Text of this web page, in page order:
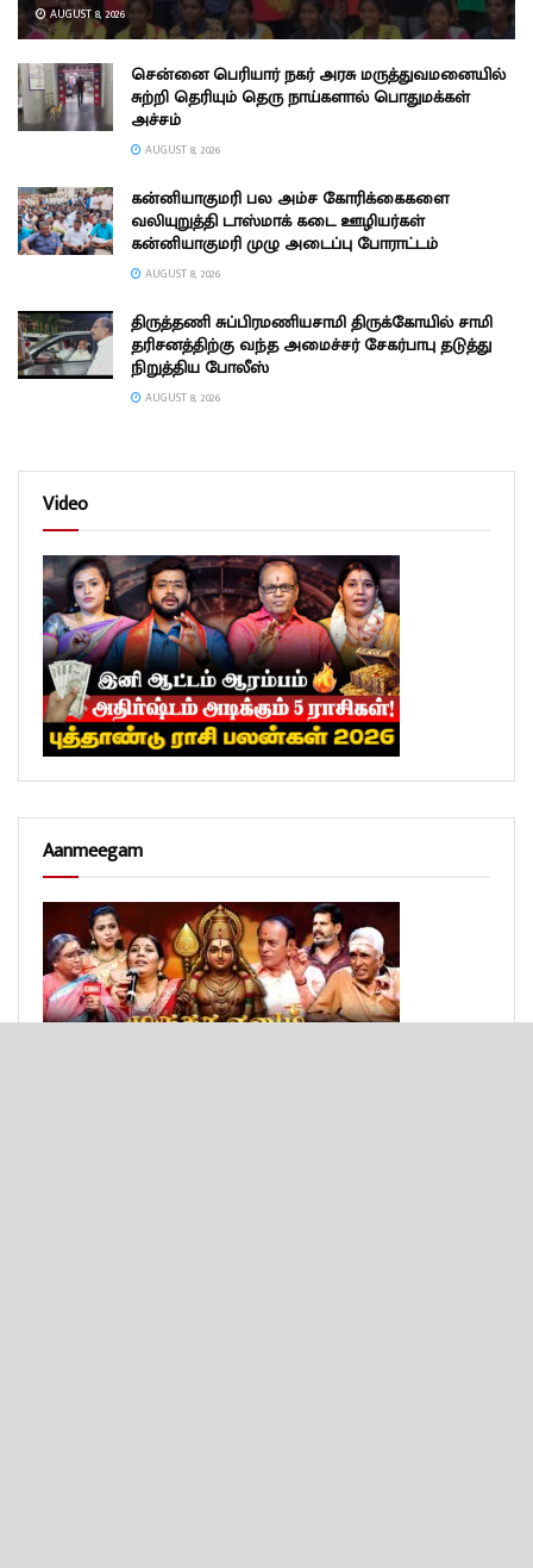
AUGUST 8, 2026
சென்னை பெரியார் நகர் அரசு மருத்துவமனையில்
சுற்றி தெரியும் தெரு நாய்களால் பொதுமக்கள்
அச்சம்
AUGUST 8, 2026
கன்னியாகுமரி பல அம்ச கோரிக்கைகளை
வலியுறுத்தி டாஸ்மாக் கடை ஊழியர்கள்
கன்னியாகுமரி முழு அடைப்பு போராட்டம்
AUGUST 8, 2026
திருத்தணி சுப்பிரமணியசாமி திருக்கோயில் சாமி
தரிசனத்திற்கு வந்த அமைச்சர் சேகர்பாபு தடுத்து
நிறுத்திய போலீஸ்
AUGUST 8, 2026
Video
Aanmeegam